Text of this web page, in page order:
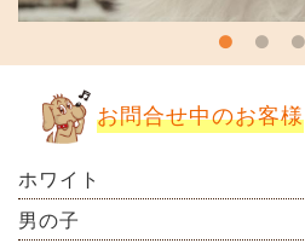
お問合せ中のお客様
ホワイト
男の子